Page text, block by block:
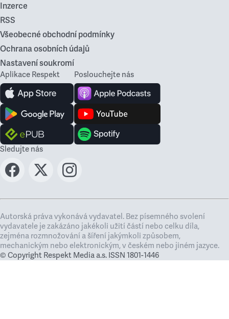
Inzerce
RSS
Všeobecné obchodní podmínky
Ochrana osobních údajů
Nastavení soukromí
Aplikace Respekt Poslouchejte nás
Sledujte nás
Autorská práva vykonává vydavatel. Bez písemného svolení
vydavatele je zakázáno jakékoli užití částí nebo celku díla,
zejména rozmnožování a šíření jakýmkoli způsobem,
mechanickým nebo elektronickým, v českém nebo jiném jazyce.
© Copyright Respekt Media a.s. ISSN 1801-1446